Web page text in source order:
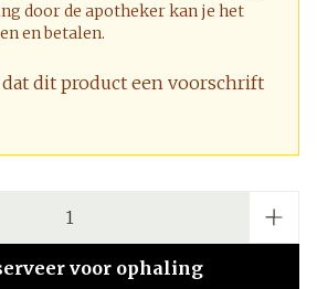
door de apotheker kan je het
en betalen.
dit product een voorschrift
voor ophaling